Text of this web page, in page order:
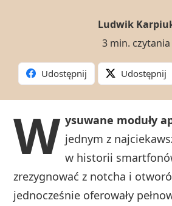
Ludwik
3 min. czytania
Udostępnij Udostępnij
W ysuwane moduły
jednym z
w historii
zrezygnować z notcha i
jednocześnie oferowały